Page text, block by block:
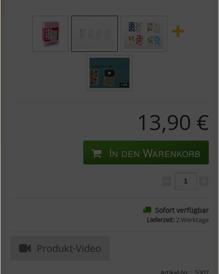
13,90 €
In den Warenkorb
Sofort verfügbar
Lieferzeit: 2 Werktage
Produkt-Video